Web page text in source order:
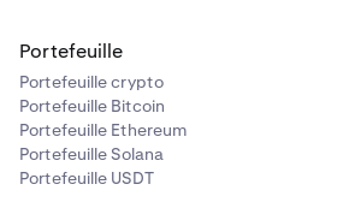
Portefeuille
Portefeuille crypto
Portefeuille Bitcoin
Portefeuille Ethereum
Portefeuille Solana
Portefeuille USDT